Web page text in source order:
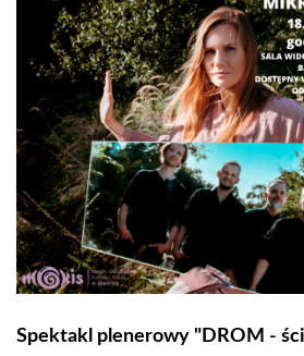
Spektakl plenerowy "DROM -